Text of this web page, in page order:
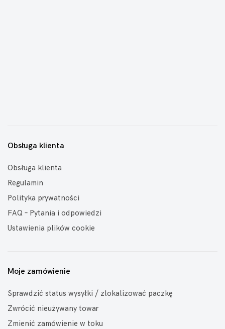
Obsługa klienta
Obsługa klienta
Regulamin
Polityka prywatności
FAQ – Pytania i odpowiedzi
Ustawienia plików cookie
Moje zamówienie
Sprawdzić status wysyłki / zlokalizować paczkę
Zwrócić nieużywany towar
Zmienić zamówienie w toku